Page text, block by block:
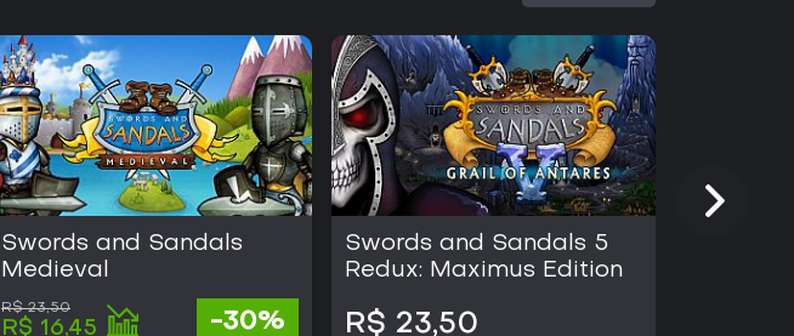
Swords and Sandals
Medieval
R$ 23,50
R$ 16,45 -30%
Swords and Sandals 5
Redux: Maximus Edition
R$ 23,50